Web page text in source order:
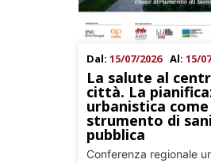
Dal: 15/07/2026 Al: 15/
La salute al
città. La
urbanistica come
strumento di
pubblica
Conferenza regionale